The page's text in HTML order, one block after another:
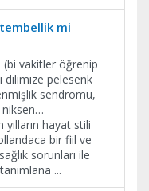
tembellik mi
(bi vakitler öğrenip
dilimize pelesenk
sendromu,
niksen…
hayat stili
bir fiil ve
sorunları ile
...